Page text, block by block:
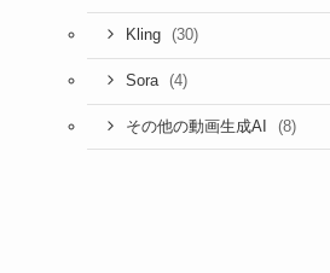
Kling (30)
Sora (4)
その他の動画生成AI (8)